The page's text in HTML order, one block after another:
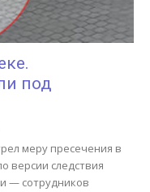
под
меру пресечения в
версии следствия
— сотрудников